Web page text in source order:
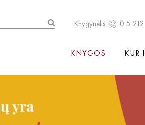
Knygynėlis 0 5
KNYGOS KUR